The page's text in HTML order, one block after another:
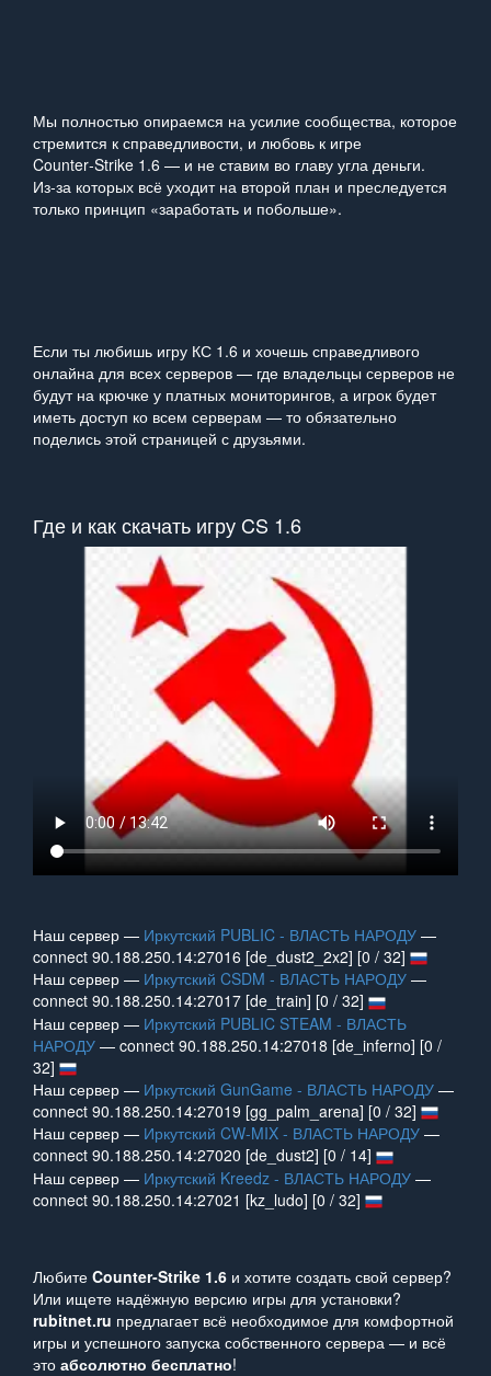
Мы полностью опираемся на усилие сообщества, которое
стремится к справедливости, и любовь к игре
Counter‑Strike 1.6 — и не ставим во главу угла деньги.
Из‑за которых всё уходит на второй план и преследуется
только принцип «заработать и побольше».
Если ты любишь игру КС 1.6 и хочешь справедливого
онлайна для всех серверов — где владельцы серверов не
будут на крючке у платных мониторингов, а игрок будет
иметь доступ ко всем серверам — то обязательно
поделись этой страницей с друзьями.
Где и как скачать игру CS 1.6
Наш сервер — Иркутский PUBLIC - ВЛАСТЬ НАРОДУ —
connect 90.188.250.14:27016 [de_dust2_2x2] [0 / 32]
Наш сервер — Иркутский CSDM - ВЛАСТЬ НАРОДУ —
connect 90.188.250.14:27017 [de_train] [0 / 32]
Наш сервер — Иркутский PUBLIC STEAM - ВЛАСТЬ
НАРОДУ — connect 90.188.250.14:27018 [de_inferno] [0 /
32]
Наш сервер — Иркутский GunGame - ВЛАСТЬ НАРОДУ —
connect 90.188.250.14:27019 [gg_palm_arena] [0 / 32]
Наш сервер — Иркутский CW-MIX - ВЛАСТЬ НАРОДУ —
connect 90.188.250.14:27020 [de_dust2] [0 / 14]
Наш сервер — Иркутский Kreedz - ВЛАСТЬ НАРОДУ —
connect 90.188.250.14:27021 [kz_ludo] [0 / 32]
Любите Counter‑Strike 1.6 и хотите создать свой сервер?
Или ищете надёжную версию игры для установки?
rubitnet.ru предлагает всё необходимое для комфортной
игры и успешного запуска собственного сервера — и всё
это абсолютно бесплатно!